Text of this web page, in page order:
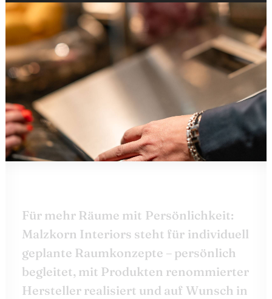
Für mehr Räume mit Persönlichkeit:
Malzkorn Interiors steht für individuell
geplante Raumkonzepte – persönlich
begleitet, mit Produkten renommierter
Hersteller realisiert und auf Wunsch in